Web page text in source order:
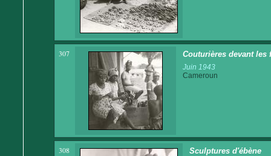
307 Couturières devant les
Juin 1943
Cameroun
308 Sculptures d'ébène